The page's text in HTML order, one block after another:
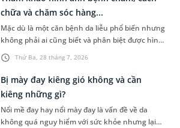
Thứ Ba, 28 tháng 7, 2026
chữa và chăm sóc hàng...
Mặc dù là một căn bệnh da liễu phổ biến nhưng
không phải ai cũng biết và phân biệt được hình
ảnh bệnh chàm ở từng thể. Bài viết sau sẽ giúp
bạn đọc không chỉ nhận biết dễ dàng dấu hiệu
của từng bệnh chàm mà còn chia sẻ những lưu
ý quan trọng trong chăm sóc, điều trị giúp bệnh
nhanh khỏi.
Bị mày đay kiêng gió không và cần
kiêng những gì?
Nổi mề đay hay nổi mày đay là vấn đề về da
không quá nguy hiểm với sức khỏe nhưng lại